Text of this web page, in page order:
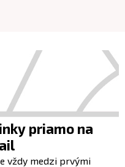
priamo na
vždy medzi prvými